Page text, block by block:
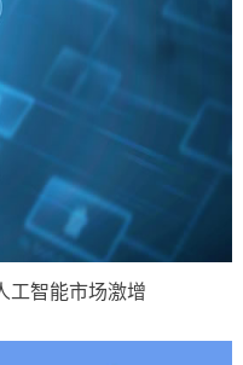
工智能市场激增